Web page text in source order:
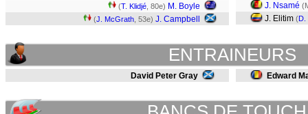
(T. Klidjé , 80e) M. Boyle
(J. McGrath , 53e) J. Campbell
J. Nsamé
J. Elitim (D.
ENTRAINEURS
David Peter Gray Edward